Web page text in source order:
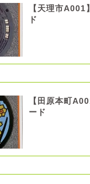
【天理市A001
ド
【田原本町
ード